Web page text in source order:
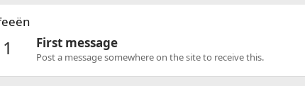
1 First message
Post a message somewhere on the site to receive this.